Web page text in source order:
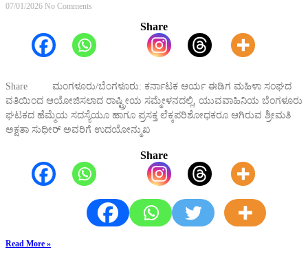
07/01/2026 No Comments
Share
Share ಮಂಗಳೂರು/ಬೆಂಗಳೂರು: ಕರ್ನಾಟಕ ಆರ್ಯ ಈಡಿಗ ಮಹಿಳಾ ಸಂಘದ
ವತಿಯಿಂದ ಆಯೋಜಿಸಲಾದ ರಾಷ್ಟ್ರೀಯ ಸಮ್ಮೇಳನದಲ್ಲಿ, ಯುವವಾಹಿನಿಯ ಬೆಂಗಳೂರು
ಘಟಕದ ಹೆಮ್ಮೆಯ ಸದಸ್ಯೆಯೂ ಹಾಗೂ ಪ್ರಸಕ್ತ ಲೆಕ್ಕಪರಿಶೋಧಕರೂ ಆಗಿರುವ ಶ್ರೀಮತಿ
ಅಕ್ಷತಾ ಸುಧೀರ್ ಅವರಿಗೆ ಉದಯೋನ್ಮುಖ
Share
Read More »